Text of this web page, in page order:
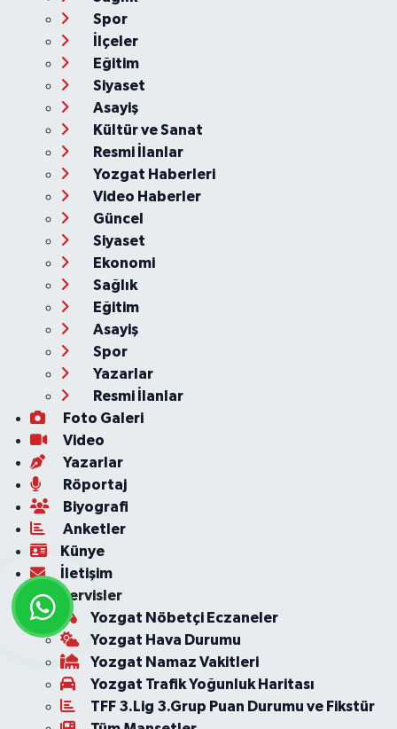
Spor
İlçeler
Eğitim
Siyaset
Asayiş
Kültür ve Sanat
Resmi İlanlar
Yozgat Haberleri
Video Haberler
Güncel
Siyaset
Ekonomi
Sağlık
Eğitim
Asayiş
Spor
Yazarlar
Resmi İlanlar
Foto Galeri
Video
Yazarlar
Röportaj
Biyografi
Anketler
Künye
İletişim
Servisler
Yozgat Nöbetçi Eczaneler
Yozgat Hava Durumu
Yozgat Namaz Vakitleri
Yozgat Trafik Yoğunluk Haritası
TFF 3.Lig 3.Grup Puan Durumu ve Fikstür